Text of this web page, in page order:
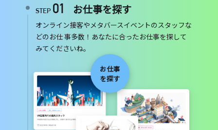
お仕事
を探す
STEP 01 お仕事を探す
オンライン接客やメタバースイベントのスタッフな
どのお仕 事多数！あなたに合ったお仕事を探して
みてくださいね。